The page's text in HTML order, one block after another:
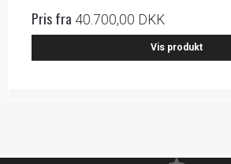
Pris fra 40.700,00 DKK
Vis produkt